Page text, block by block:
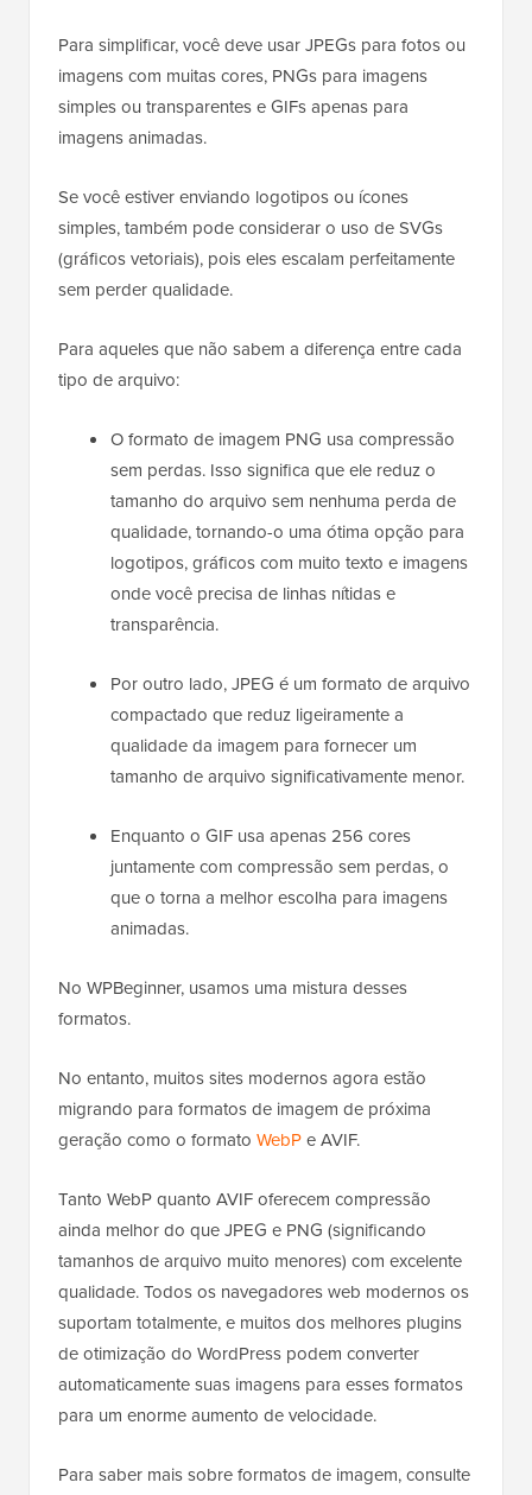
Para simplificar, você deve usar JPEGs para fotos ou
imagens com muitas cores, PNGs para imagens
simples ou transparentes e GIFs apenas para
imagens animadas.
Se você estiver enviando logotipos ou ícones
simples, também pode considerar o uso de SVGs
(gráficos vetoriais), pois eles escalam perfeitamente
sem perder qualidade.
Para aqueles que não sabem a diferença entre cada
tipo de arquivo:
O formato de imagem PNG usa compressão
sem perdas. Isso significa que ele reduz o
tamanho do arquivo sem nenhuma perda de
qualidade, tornando-o uma ótima opção para
logotipos, gráficos com muito texto e imagens
onde você precisa de linhas nítidas e
transparência.
Por outro lado, JPEG é um formato de arquivo
compactado que reduz ligeiramente a
qualidade da imagem para fornecer um
tamanho de arquivo significativamente menor.
Enquanto o GIF usa apenas 256 cores
juntamente com compressão sem perdas, o
que o torna a melhor escolha para imagens
animadas.
No WPBeginner, usamos uma mistura desses
formatos.
No entanto, muitos sites modernos agora estão
migrando para formatos de imagem de próxima
geração como o formato WebPe AVIF.
Tanto WebP quanto AVIF oferecem compressão
ainda melhor do que JPEG e PNG (significando
tamanhos de arquivo muito menores) com excelente
qualidade. Todos os navegadores web modernos os
suportam totalmente, e muitos dos melhores plugins
de otimização do WordPress podem converter
automaticamente suas imagens para esses formatos
para um enorme aumento de velocidade.
Para saber mais sobre formatos de imagem, consulte